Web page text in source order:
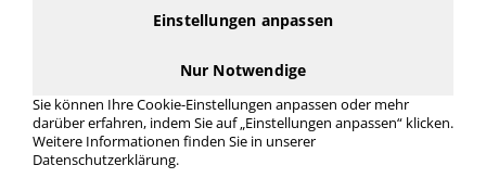
USB-Sticks
Hüllen für Datenträger
CD / DVD
Einstellungen anpassen
Nur Notwendige
Sie können Ihre Cookie-Einstellungen anpassen oder mehr
darüber erfahren, indem Sie auf „Einstellungen anpassen“ klicken.
Weitere Informationen finden Sie in unserer
Datenschutzerklärung.